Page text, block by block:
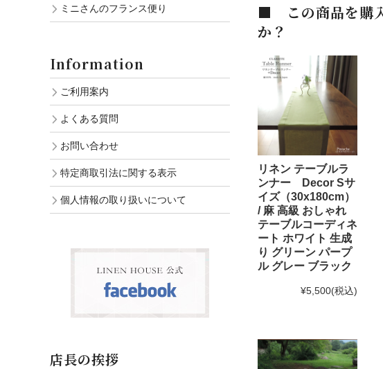
■ この商品を購入
か？
リネン テーブルラ
ンナー Decor Sサ
イズ（30x180cm）
/ 麻 高級 おしゃれ
テーブルコーディネ
ート ホワイト 生成
り グリーン パープ
ル グレー ブラック
¥5,500(税込)
ミニさんのフランス便り
Information
ご利用案内
よくある質問
お問い合わせ
特定商取引法に関する表示
個人情報の取り扱いについて
店長の挨拶